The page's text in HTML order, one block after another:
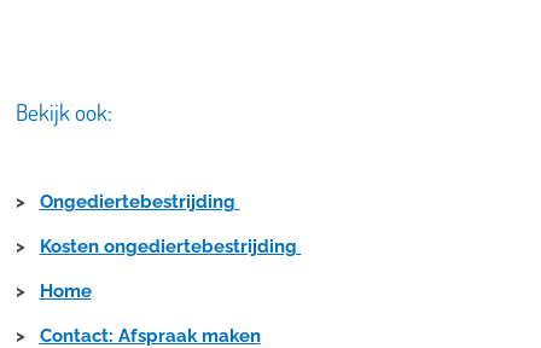
Bekijk ook:
> Ongediertebestrijding
> Kosten ongediertebestrijding
> Home
> Contact: Afspraak maken